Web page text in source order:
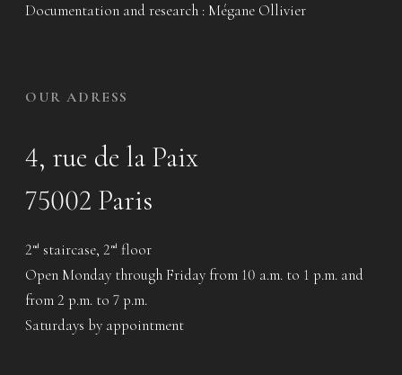
Documentation and research : Mégane Ollivier
OUR ADRESS
4, rue de la Paix
75002 Paris
2 nd staircase, 2 nd floor
Open Monday through Friday from 10 a.m. to 1 p.m. and
from 2 p.m. to 7 p.m.
Saturdays by appointment